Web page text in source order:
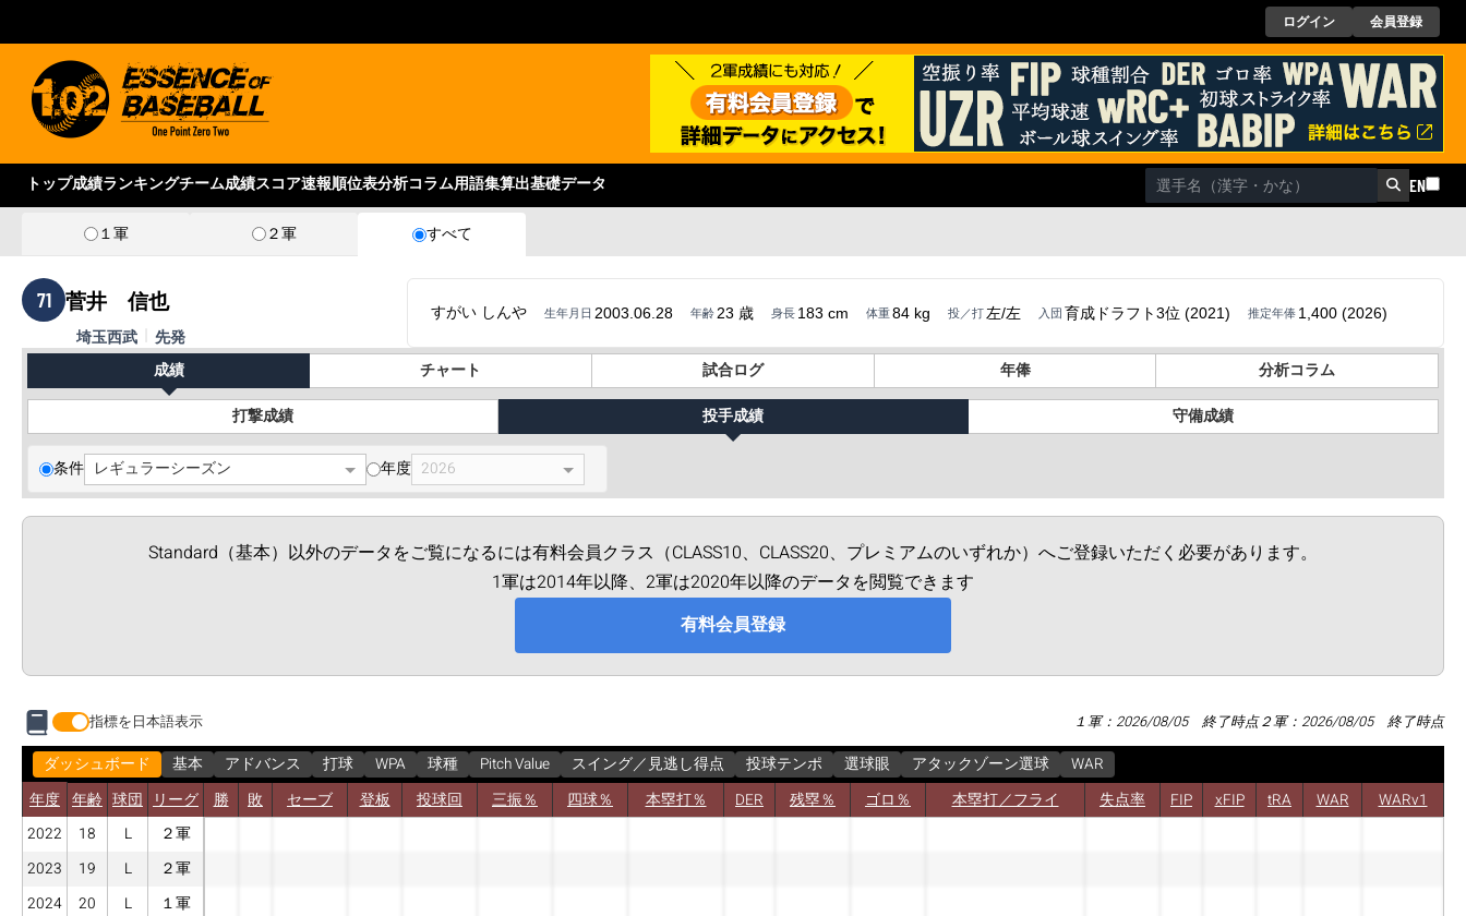
ログイン 会員登録
トップ成績ランキングチーム成績スコア速報順位表分析コラム用語集算出基礎データ EN
１軍 ２軍 すべて
71 菅井 信也
埼玉西武 先発
すがい しんや 生年月日 2003.06.28 年齢23 歳 身長 183 cm 体重84 kg 投／打左/左 入団 育成ドラフト3位 (2021) 推定年俸 1,400 (2026)
成績 チャート 試合ログ 年俸 分析コラム
打撃成績 投手成績 守備成績
条件 年度
Standard（基本）以外のデータをご覧になるには有料会員クラス（CLASS10、CLASS20、プレミアムのいずれか）へご登録いただく必要があります。
1軍は2014年以降、2軍は2020年以降のデータを閲覧できます
有料会員登録
指標を日本語表示 １軍：2026/08/05 終了時点２軍：2026/08/05 終了時点
ダッシュボード 基本 アドバンス 打球 WPA 球種 Pitch Value スイング／見逃し得点 投球テンポ 選球眼 アタックゾーン選球
WAR
年度 年齢 球団 リーグ 勝 敗 セーブ 登板 投球回 三振％ 四球％ 本塁打％ DER 残塁％ ゴロ％ 本塁打／フライ 失点率 FIP xFIP tRA WAR
WARv1
2022
18 L
２軍
2023
19 L
２軍
2024
20 L
１軍